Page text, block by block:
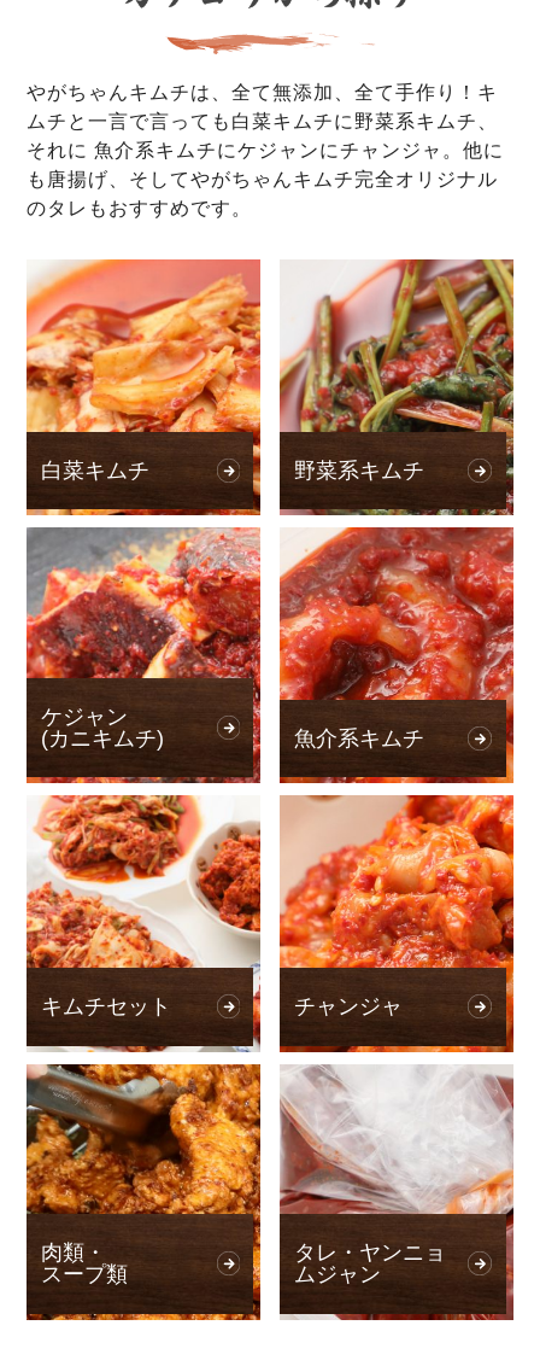
やがちゃんキムチは、全て無添加、全て手作り！キ
ムチと一言で言っても白菜キムチに野菜系キムチ、
それに 魚介系キムチにケジャンにチャンジャ。他に
も唐揚げ、そしてやがちゃんキムチ完全オリジナル
のタレもおすすめです。
白菜キムチ 野菜系キムチ
ケジャン
(カニキムチ)
魚介系キムチ
キムチセット チャンジャ
肉類・
スープ類
タレ・ヤンニョ
ムジャン